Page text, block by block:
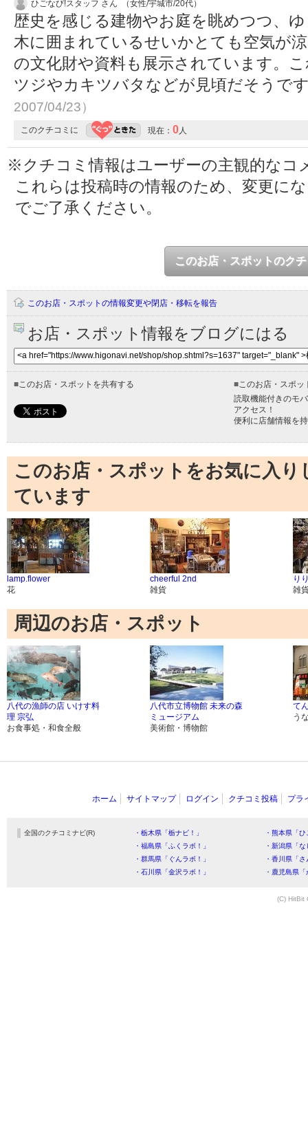
ひごなび!スタッフ さん （女性/宇城市/20代）
歴史を感じる建物やお庭を眺めつつ、
木に囲まれているせいかとても空気が
の文化財や資料も展示されています。
ツジやカキツバタなどが見頃だそうで
2007/04/23）
このクチコミに 現在： 0 人
※クチコミ情報はユーザーの主観的なコ
これらは投稿時の情報のため、変更に
でご了承ください。
このお店・スポットのク
このお店・スポットの情報変更や閉店・移転を報告
お店・スポット情報をブログにはる
■ このお店・スポットを共有する ■ このお店・スポ
読取機能付きのモ
アクセス！
便利に店舗情報を
このお店・スポットをお気に入
ています
lamp.flower
花
cheerful 2nd
雑貨
り
雑
周辺のお店・スポット
八代の漁師の店 いけす料
理 宗弘
お食事処・和食全般
八代市立博物館 未来の森
ミュージアム
美術館・博物館
て
う
ホーム サイトマップ ログイン クチコミ投稿 プラ
全国のクチコミナビ(R) ・栃木県「栃ナビ！」
・熊本県「
・福島県「ふくラボ！」
・新潟県「
・群馬県「ぐんラボ！」
・香川県「
・石川県「金沢ラボ！」
・鹿児島県
(C) HitBit